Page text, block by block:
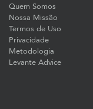
Quem Somos
Nossa Missão
Termos de Uso
Privacidade
Metodologia
Levante Advice